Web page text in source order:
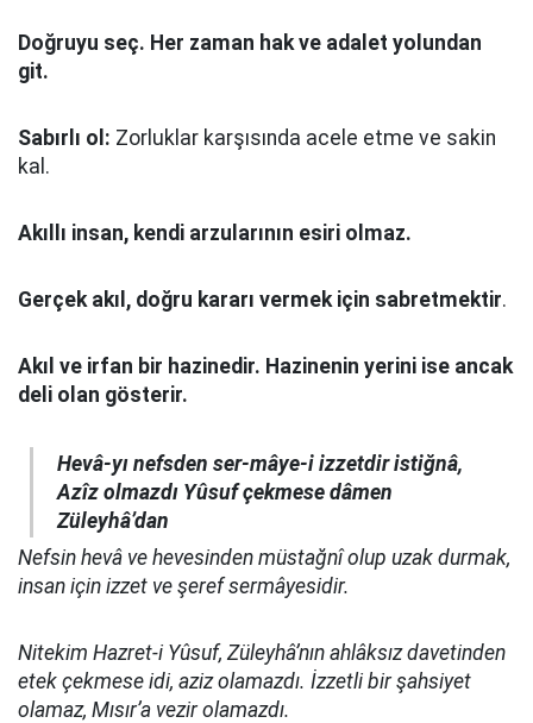
Doğruyu seç. Her zaman hak ve adalet yolundan
git.
Sabırlı ol: Zorluklar karşısında acele etme ve sakin
kal.
Akıllı insan, kendi arzularının esiri olmaz.
Gerçek akıl, doğru kararı vermek için sabretmektir.
Akıl ve irfan bir hazinedir. Hazinenin yerini ise ancak
deli olan gösterir.
Hevâ-yı nefsden ser-mâye-i izzetdir istiğnâ,
Azîz olmazdı Yûsuf çekmese dâmen
Züleyhâ’dan
Nefsin hevâ ve hevesinden müstağnî olup uzak durmak,
insan için izzet ve şeref sermâyesidir.
Nitekim Hazret-i Yûsuf, Züleyhâ’nın ahlâksız davetinden
etek çekmese idi, aziz olamazdı. İzzetli bir şahsiyet
olamaz, Mısır’a vezir olamazdı.